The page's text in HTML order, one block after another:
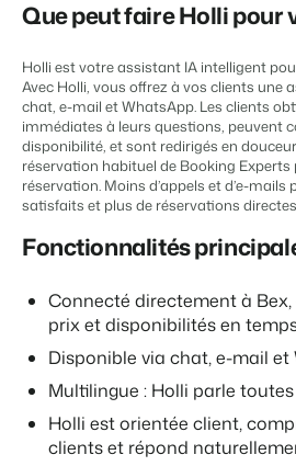
Diffusez votre inventaire sur plusieurs
App Store
Intégrez vos applications et outils
Gestion des propriétaires
Offrez la transparence que les
Prêt à adopter la croissance ?
BEX CMS
Site web
Donnez vie à votre marque grâce à
Chaînes hôtelières et marques
Promoteurs immobiliers
Développement de projets immobiliers.
Hôtels
Chambres d'hôtel, appartements,
Gestion de location de vacances et
Témoignages
Témoignages de nos clients.
Entrez en contact avec nous
Customer Success
Obtenez des réponses à vos questions.
Passez à l'action
Développeurs
Construisez votre solution avec notre
Partenaires
Rejoignez-nous dans notre aventure
de l'hospitalité.
BEX PMS
FR
Gestion du contenu
Des connections pour tous les CMS
Gestion des installations
Automatisez et simplifiez vos
Gestion des revenus
Optimisez vos tarifs et votre taux
Conformité
Des applications pour rester conforme
vigueur
Gardez vos comptes à jour
Connectez vos points de vente à votre
Communications
Prenez le contrôle de la communication
Mesurez votre consommation grâce à
Que peut faire Holli pour
Holli est votre assistant IA intelligent
Avec Holli, vous offrez à vos clients une
chat, e-mail et WhatsApp. Les clients
immédiates à leurs questions, peuvent
disponibilité, et sont redirigés en
réservation habituel de Booking Experts
réservation. Moins d’appels et d’e-
satisfaits et plus de réservations directes.
Fonctionnalités
Connecté directement à
prix et disponibilités en
Disponible via chat, e-mail et
Multilingue : Holli parle
Holli est orientée client,
clients et répond